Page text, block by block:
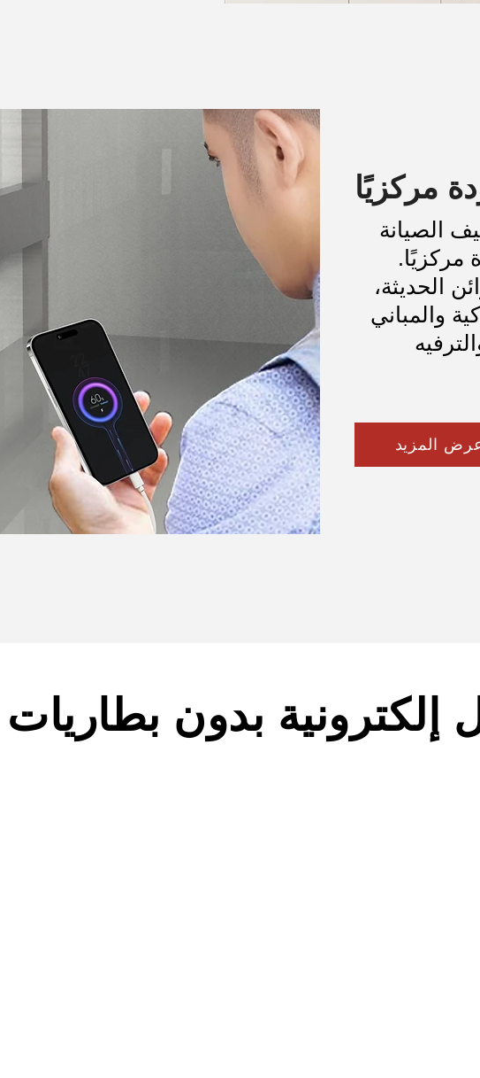
مركزيًا
الصيانة
مركزيًا.
الحديثة،
والمباني
المزيد
إلكترونية بدون بطاريات